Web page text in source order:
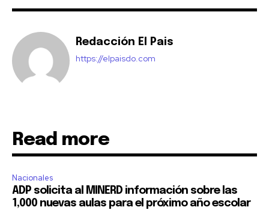
Redacción El Pais
https://elpaisdo.com
Read more
Nacionales
ADP solicita al MINERD información sobre las
1,000 nuevas aulas para el próximo año escolar